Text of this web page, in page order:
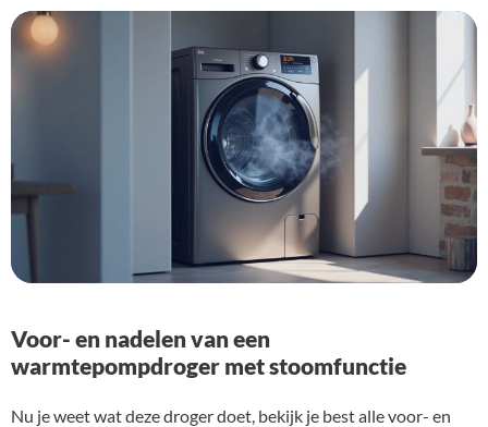
Voor- en nadelen van een
warmtepompdroger met stoomfunctie
Nu je weet wat deze droger doet, bekijk je best alle voor- en